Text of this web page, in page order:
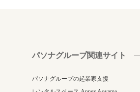
パソナグループ関連サイト
パソナグループの起業家支援